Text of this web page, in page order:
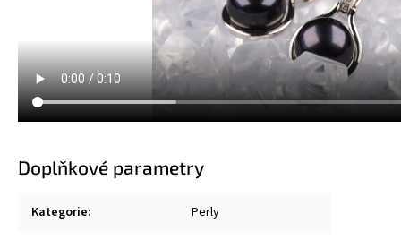
Doplňkové parametry
Kategorie: Perly